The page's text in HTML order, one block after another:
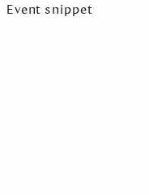
Event snippet